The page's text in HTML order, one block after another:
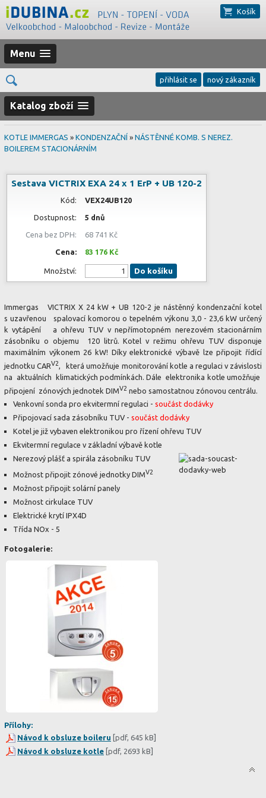
Košík
Menu
přihlásit se nový zákazník
Katalog zboží
KOTLE IMMERGAS » KONDENZAČNÍ » NÁSTĚNNÉ KOMB. S NEREZ.
BOILEREM STACIONÁRNÍM
Sestava VICTRIX EXA 24 x 1 ErP + UB 120-2
Kód: VEX24UB120
Dostupnost: 5 dnů
Cena bez DPH: 68 741 Kč
Cena: 83 176 Kč
Množství: Do košíku
Immergas VICTRIX X 24 kW + UB 120-2 je nástěnný kondenzační kotel
s uzavřenou spalovací komorou o tepelném výkonu 3,0 - 23,6 kW určený
k vytápění a ohřevu TUV v nepřímotopném nerezovém stacionárním
zásobníku o objemu 120 litrů. Kotel v režimu ohřevu TUV disponuje
maximálním výkonem 26 kW! Díky elektronické výbavě lze připojit řídící
jednotku CARV2, která umožňuje monitorování kotle a regulaci v závislosti
na aktuálních klimatických podmínkách. Dále elektronika kotle umožňuje
připojení zónových jednotek DIMV2 nebo samostatnou zónovou centrálu.
Venkovní sonda pro ekvitermní regulaci - součást dodávky
Připojovací sada zásobníku TUV - součást dodávky
Kotel je již vybaven elektronikou pro řízení ohřevu TUV
Ekvitermní regulace v základní výbavě kotle
Nerezový plášť a spirála zásobníku TUV
Možnost připojit zónové jednotky DIMV2
Možnost připojit solární panely
Možnost cirkulace TUV
Elektrické krytí IPX4D
Třída NOx - 5
Fotogalerie:
Přílohy:
Návod k obsluze boileru [pdf, 645 kB]
Návod k obsluze kotle [pdf, 2693 kB]